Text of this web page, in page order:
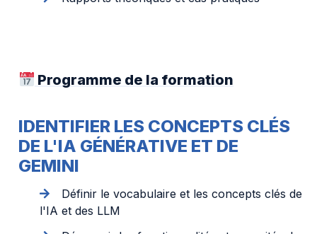
Programme de la formation
IDENTIFIER LES CONCEPTS CLÉS
DE L'IA GÉNÉRATIVE ET DE
GEMINI
Définir le vocabulaire et les concepts clés de
l'IA et des LLM